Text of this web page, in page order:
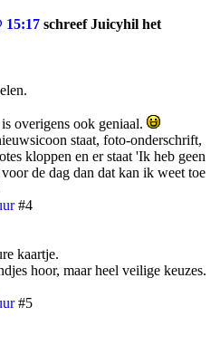
15:17 schreef Juicyhil het
overigens ook geniaal.
staat, foto-onderschrift,
kloppen en er staat 'Ik heb geen
de dag dan dat kan ik weet toe
#4
kaartje.
hoor, maar heel veilige keuzes.
#5